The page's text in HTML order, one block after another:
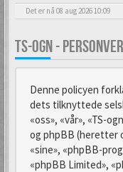
Det er nå 08 aug 2026 10:09
TS-OGN -
Denne policyen
dets tilknyttede
«oss», «vår», «TS-
og phpBB (heretter
«sine», «phpBB-
«phpBB Limited»,